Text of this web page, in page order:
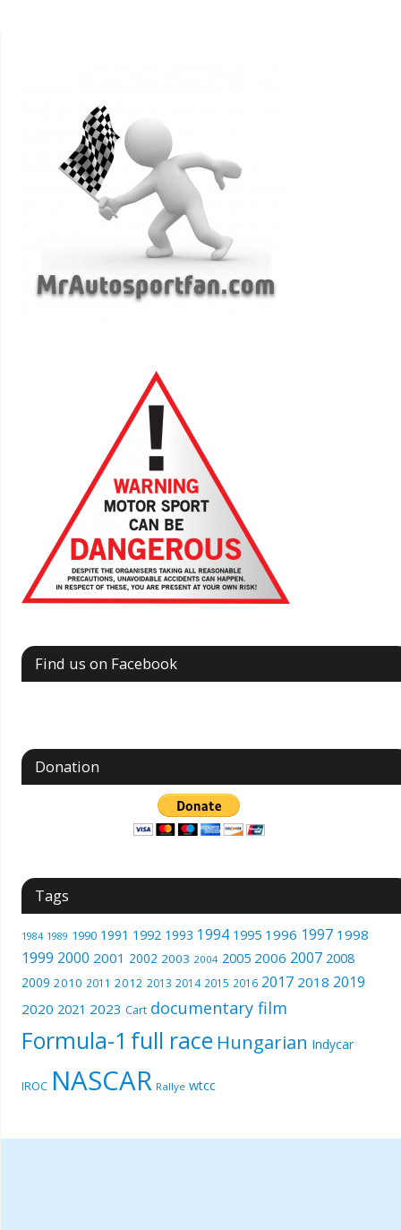
Find us on Facebook
Donation
Tags
1984 1989 1990 1991 1992 1993 1994 1995 1996 1997 1998
1999 2000 2001 2002 2003 2004 2005 2006 2007 2008
2009 2010 2011 2012 2013 2014 2015 2016 2017 2018 2019
2020 2021 2023 Cart documentary film
Formula-1 full race Hungarian Indycar
IROC NASCAR Rallye wtcc